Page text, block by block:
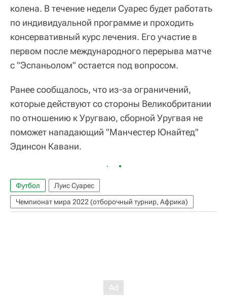
колена. В течение недели Суарес будет работать
по индивидуальной программе и проходить
консервативный курс лечения. Его участие в
первом после международного перерыва матче
с "Эспаньолом" остается под вопросом.
Ранее сообщалось, что из-за ограничений,
которые действуют со стороны Великобритании
по отношению к Уругваю, сборной Уругвая не
поможет нападающий "Манчестер Юнайтед"
Эдинсон Кавани.
Футбол
Луис Суарес
Чемпионат мира 2022 (отборочный турнир, Африка)